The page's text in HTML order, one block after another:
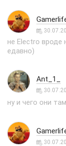
не Electro вроде
едавно)
Ant_1_
ну и чего они